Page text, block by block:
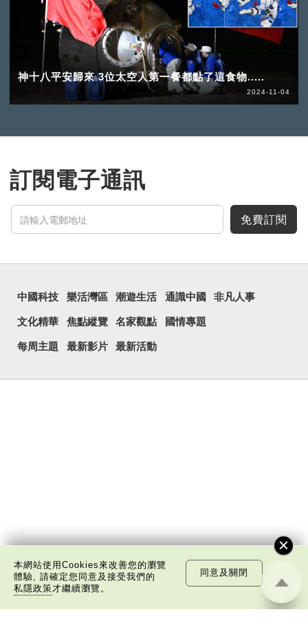
神十八平安歸來 3位太空人第一餐都點了這食物.....
2024-11-04
訂閱電子通訊
免費訂閱
中國科技 樂活灣區 潮遊生活 通識中國 非凡人事
文化精華 焦點縱覽 名家觀點 國情專題
每周主題 最新影片 最新活動
本網站使用Cookies來改善您的瀏覽
體驗, 請確定您同意及接受我們的
私隱政策才繼續瀏覽。
同意及關閉